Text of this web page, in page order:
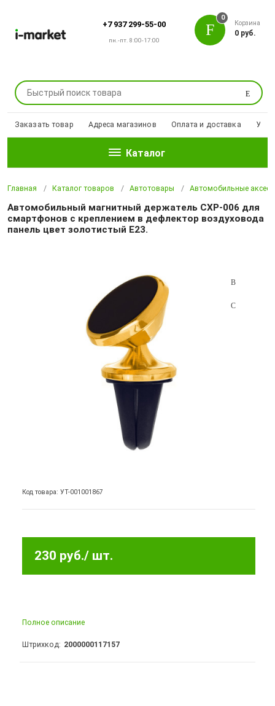
+7 937 299-55-00
пн.-пт. 8:00-17:00
Поиск
0
Корзина
0 руб.
Заказать товар Адреса магазинов Оплата и доставка
Каталог
Главная Каталог товаров Автотовары Автомобильные
Автомобильный магнитный держатель CXP-006 для
смартфонов с креплением в дефлектор воздуховода
панель цвет золотистый E23.
Код товара: УТ-001001867
230 руб./ шт.
Полное описание
Штрихкод 2000000117157